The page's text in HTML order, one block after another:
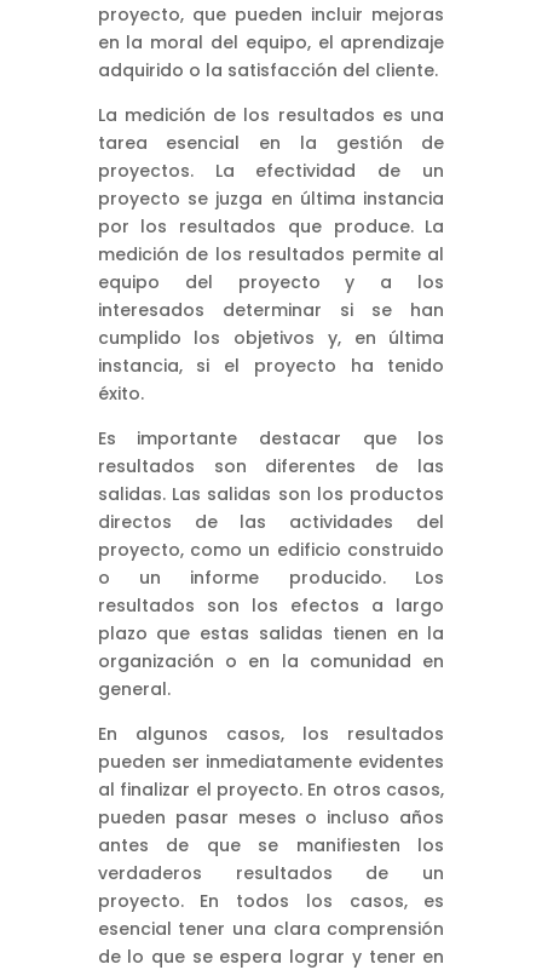
proyecto, que pueden incluir mejoras
en la moral del equipo, el aprendizaje
adquirido o la satisfacción del cliente.
La medición de los resultados es una
tarea esencial en la gestión de
proyectos. La efectividad de un
proyecto se juzga en última instancia
por los resultados que produce. La
medición de los resultados permite al
equipo del proyecto y a los
interesados determinar si se han
cumplido los objetivos y, en última
instancia, si el proyecto ha tenido
éxito.
Es importante destacar que los
resultados son diferentes de las
salidas. Las salidas son los productos
directos de las actividades del
proyecto, como un edificio construido
o un informe producido. Los
resultados son los efectos a largo
plazo que estas salidas tienen en la
organización o en la comunidad en
general.
En algunos casos, los resultados
pueden ser inmediatamente evidentes
al finalizar el proyecto. En otros casos,
pueden pasar meses o incluso años
antes de que se manifiesten los
verdaderos resultados de un
proyecto. En todos los casos, es
esencial tener una clara comprensión
de lo que se espera lograr y tener en